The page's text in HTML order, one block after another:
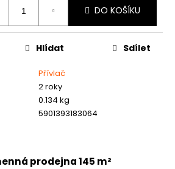
DO KOŠÍKU
Přívlač
2 roky
0.134 kg
5901393183064
Hlídat Sdílet
prodejna 145 m²